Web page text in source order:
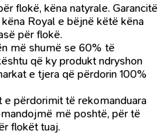
flokë, këna natyrale. Garancitë
Royal e bëjnë këtë këna
për flokë.
më shumë se 60% të
që ky produkt ndryshon
e tjera që përdorin 100%
përdorimit të rekomanduara
më poshtë, për të
flokët tuaj.